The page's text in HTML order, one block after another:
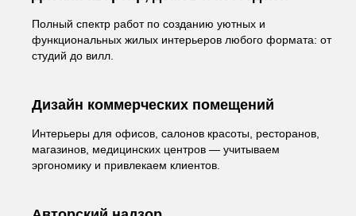
Полный спектр работ по созданию уютных и
функциональных жилых интерьеров любого формата: от
студий до вилл.
Дизайн коммерческих помещений
Интерьеры для офисов, салонов красоты, ресторанов,
магазинов, медицинских центров — учитываем
эргономику и привлекаем клиентов.